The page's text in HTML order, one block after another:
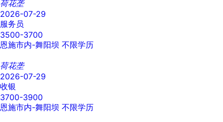
荷花垄
2026-07-29
服务员
3500-3700
恩施市内-舞阳坝 不限学历
荷花垄
2026-07-29
收银
3700-3900
恩施市内-舞阳坝 不限学历